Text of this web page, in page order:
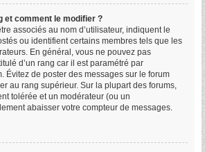
et comment le modifier ?
associés au nom d’utilisateur, indiquent le
ou identifient certains membres tels que les
En général, vous ne pouvez pas
d’un rang car il est paramétré par
Évitez de poster des messages sur le forum
au rang supérieur. Sur la plupart des forums,
tolérée et un modérateur (ou un
abaisser votre compteur de messages.